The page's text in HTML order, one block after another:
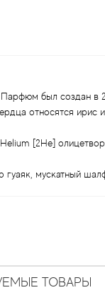
был создан в
относятся ирис
[2He]
мускатный
ТОВАРЫ